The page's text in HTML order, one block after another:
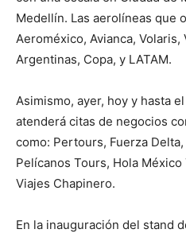
Medellín. Las aerolíneas que
Aeroméxico, Avianca,
Argentinas, Copa, y LATAM.
Asimismo, ayer, hoy y hasta
atenderá citas de negocios
como: Pertours, Fuerza
Pelícanos Tours, Hola
Viajes Chapinero.
En la inauguración del stand